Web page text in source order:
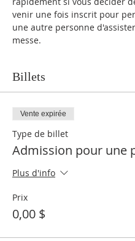
venir une fois inscrit pour
une autre personne
messe.
Billets
Vente expirée
Type de billet
Admission pour une
Plus d'info
Prix
0,00 $